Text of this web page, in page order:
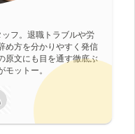
フ。退職トラブルや労
め方を分かりやすく発信
原文にも目を通す徹底ぶ
モットー。